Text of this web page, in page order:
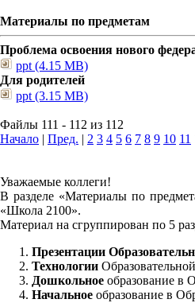
Материалы по предметам
Проблема освоения нового
ppt (4.15 MB)
Для родителей
ppt (3.15 MB)
Файлы 111 - 112 из 112
Начало | Пред. | 2 3 4 5 6 7 8 9 10 11
Уважаемые коллеги!
В разделе «Материалы по
«Школа 2100».
Материал на сгруппирован по 5
Презентации
Технологии
Дошкольное образование в
Начальное образование в